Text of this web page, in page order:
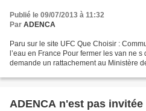
l’Ecologie
Publié le 09/07/2013 à 11:32
Par ADENCA
Paru sur le site UFC Que Choisir :
l’eau en France Pour fermer les van ne
demande un rattachement au Ministère
ADENCA n'est pas